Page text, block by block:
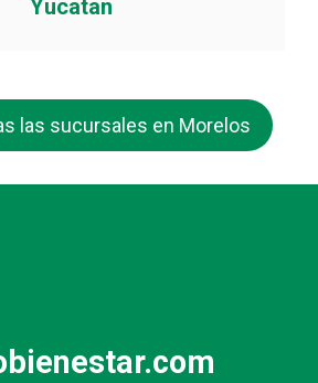
Yucatan
las sucursales en Morelos